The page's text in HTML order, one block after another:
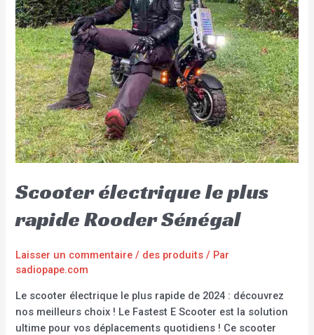
Scooter électrique le plus
rapide Rooder Sénégal
Laisser un commentaire / des produits / Par
sadiopape.com
Le scooter électrique le plus rapide de 2024 : découvrez
nos meilleurs choix ! Le Fastest E Scooter est la solution
ultime pour vos déplacements quotidiens ! Ce scooter